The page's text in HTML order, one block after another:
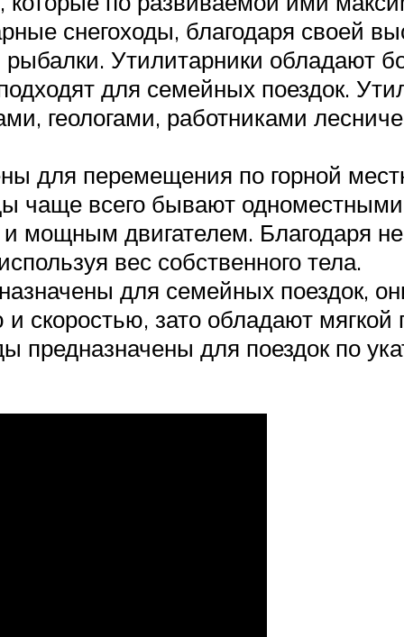
снегоходы, благодаря своей
Утилитарники обладают
для семейных поездок.
геологами, работниками
для перемещения по горной
чаще всего бывают
мощным двигателем. Благодаря
вес собственного тела.
для семейных поездок,
скоростью, зато обладают
предназначены для поездок по